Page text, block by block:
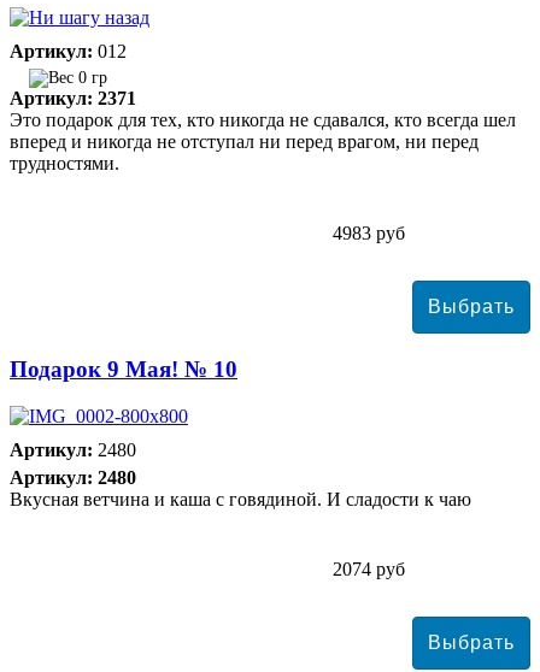
Артикул: 012
0 гр
Артикул: 2371
Это подарок для тех, кто никогда не сдавался, кто всегда шел
вперед и никогда не отступал ни перед врагом, ни перед
трудностями.
4983 руб
Подарок 9 Мая! № 10
Артикул: 2480
Артикул: 2480
Вкусная ветчина и каша с говядиной. И сладости к чаю
2074 руб